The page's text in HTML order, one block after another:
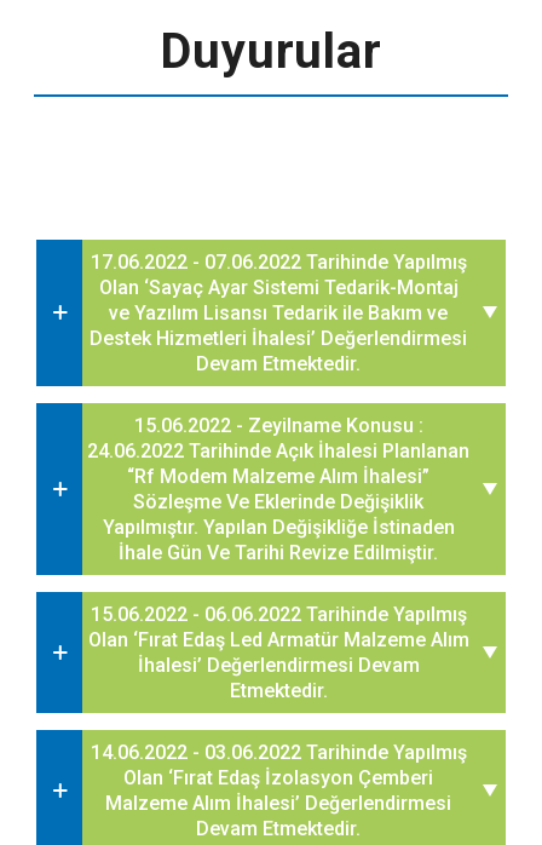
Duyurular
17.06.2022 - 07.06.2022 Tarihinde Yapılmış
Olan ‘Sayaç Ayar Sistemi Tedarik-Montaj
ve Yazılım Lisansı Tedarik ile Bakım ve
Destek Hizmetleri İhalesi’ Değerlendirmesi
Devam Etmektedir.
15.06.2022 - Zeyilname Konusu :
24.06.2022 Tarihinde Açık İhalesi Planlanan
“Rf Modem Malzeme Alım İhalesi”
Sözleşme Ve Eklerinde Değişiklik
Yapılmıştır. Yapılan Değişikliğe İstinaden
İhale Gün Ve Tarihi Revize Edilmiştir.
15.06.2022 - 06.06.2022 Tarihinde Yapılmış
Olan ‘Fırat Edaş Led Armatür Malzeme Alım
İhalesi’ Değerlendirmesi Devam
Etmektedir.
14.06.2022 - 03.06.2022 Tarihinde Yapılmış
Olan ‘Fırat Edaş İzolasyon Çemberi
Malzeme Alım İhalesi’ Değerlendirmesi
Devam Etmektedir.